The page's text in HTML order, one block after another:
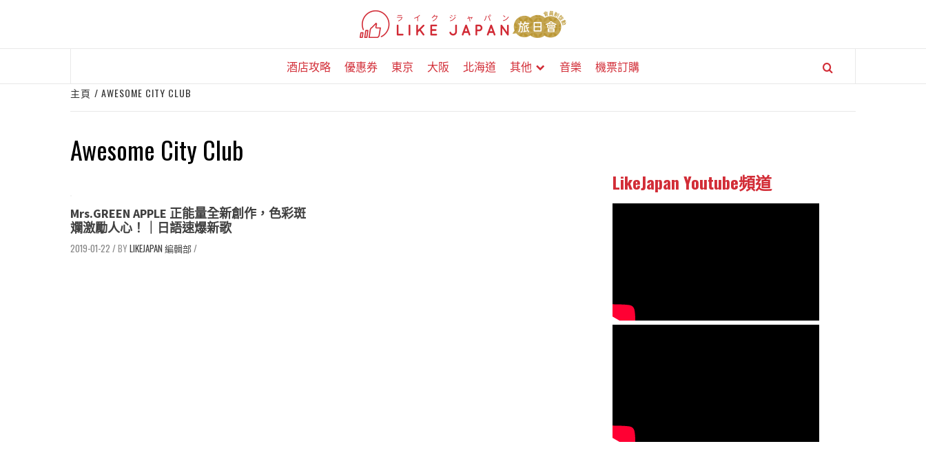
酒店攻略 優惠券 東京 大阪 北海道 其他 音樂 機票訂購
主頁 AWESOME CITY CLUB
Awesome City Club
Mrs.GREEN APPLE 正能量全新創作，色彩斑
斕激勵人心！｜日語速爆新歌
2019-01-22 / LIKEJAPAN 編輯部/
LikeJapan Youtube頻道